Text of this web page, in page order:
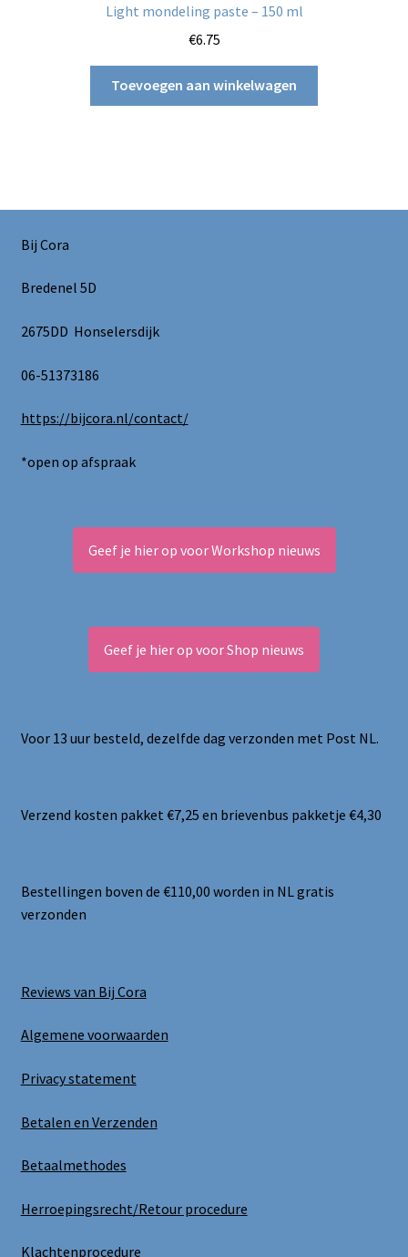
Light mondeling paste – 150 ml
€6.75
Toevoegen aan winkelwagen
Bij Cora
Bredenel 5D
2675DD Honselersdijk
06-51373186
https://bijcora.nl/contact/
*open op afspraak
Geef je hier op voor Workshop nieuws
Geef je hier op voor Shop nieuws
Voor 13 uur besteld, dezelfde dag verzonden met Post NL.
Verzend kosten pakket €7,25 en brievenbus pakketje €4,30
Bestellingen boven de €110,00 worden in NL gratis
verzonden
Reviews van Bij Cora
Algemene voorwaarden
Privacy statement
Betalen en Verzenden
Betaalmethodes
Herroepingsrecht/Retour procedure
Klachtenprocedure